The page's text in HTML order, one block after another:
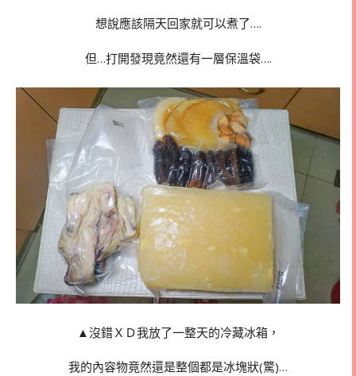
想說應該隔天回家就可以煮了….
但…打開發現竟然還有一層保溫袋….
▲沒錯ＸＤ我放了一整天的冷藏冰箱，
我的內容物竟然還是整個都是冰塊狀(驚)…